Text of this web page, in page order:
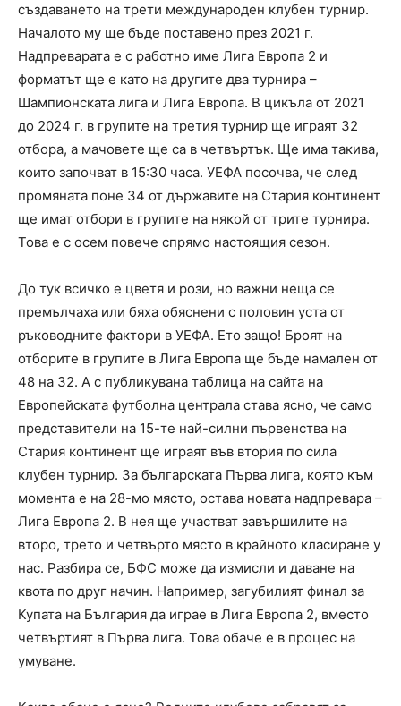
създаването на трети международен клубен турнир.
Началото му ще бъде поставено през 2021 г.
Надпреварата е с работно име Лига Европа 2 и
форматът ще е като на другите два турнира –
Шампионската лига и Лига Европа. В цикъла от 2021
до 2024 г. в групите на третия турнир ще играят 32
отбора, а мачовете ще са в четвъртък. Ще има такива,
които започват в 15:30 часа. УЕФА посочва, че след
промяната поне 34 от държавите на Стария континент
ще имат отбори в групите на някой от трите турнира.
Това е с осем повече спрямо настоящия сезон.
До тук всичко е цветя и рози, но важни неща се
премълчаха или бяха обяснени с половин уста от
ръководните фактори в УЕФА. Ето защо! Броят на
отборите в групите в Лига Европа ще бъде намален от
48 на 32. А с публикувана таблица на сайта на
Европейската футболна централа става ясно, че само
представители на 15-те най-силни първенства на
Стария континент ще играят във втория по сила
клубен турнир. За българската Първа лига, която към
момента е на 28-мо място, остава новата надпревара –
Лига Европа 2. В нея ще участват завършилите на
второ, трето и четвърто място в крайното класиране у
нас. Разбира се, БФС може да измисли и даване на
квота по друг начин. Например, загубилият финал за
Купата на България да играе в Лига Европа 2, вместо
четвъртият в Първа лига. Това обаче е в процес на
умуване.